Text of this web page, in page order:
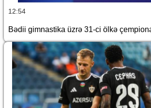
12:54
Bədii gimnastika üzrə 31-ci ölkə